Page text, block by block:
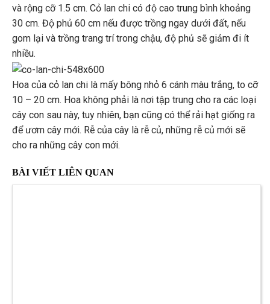
và rộng cỡ 1.5 cm. Cỏ lan chi có độ cao trung bình khoảng
30 cm. Độ phủ 60 cm nếu được trồng ngay dưới đất, nếu
gom lại và trồng trang trí trong chậu, độ phủ sẽ giảm đi ít
nhiều.
Hoa của cỏ lan chi là mấy bông nhỏ 6 cánh màu trắng, to cỡ
10 – 20 cm. Hoa không phải là nơi tập trung cho ra các loại
cây con sau này, tuy nhiên, bạn cũng có thể rải hạt giống ra
để ươm cây mới. Rễ của cây là rễ củ, những rễ củ mới sẽ
cho ra những cây con mới.
BÀI VIẾT LIÊN QUAN